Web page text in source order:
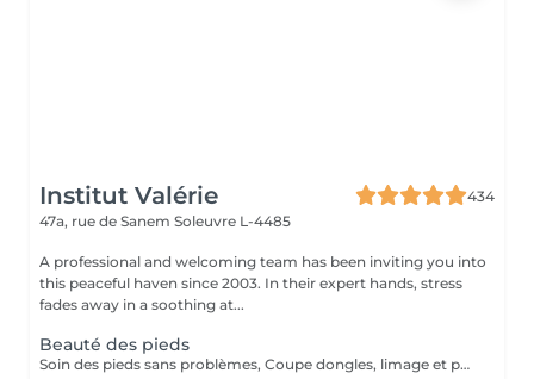
Institut Valérie
434
47a, rue de Sanem Soleuvre L-4485
A professional and welcoming team has been inviting you into
this peaceful haven since 2003. In their expert hands, stress
fades away in a soothing at...
Beauté des pieds
Soin des pieds sans problèmes, Coupe dongles, limage et polissage des ongles, cuticules, peaux cornés